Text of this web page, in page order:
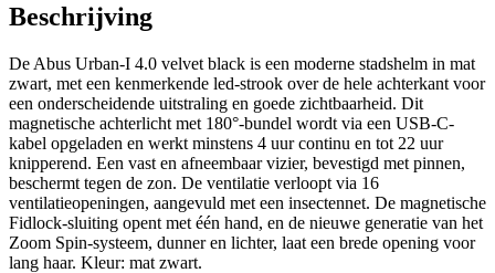
Beschrijving
De Abus Urban-I 4.0 velvet black is een moderne stadshelm in mat
zwart, met een kenmerkende led-strook over de hele achterkant voor
een onderscheidende uitstraling en goede zichtbaarheid. Dit
magnetische achterlicht met 180°-bundel wordt via een USB-C-
kabel opgeladen en werkt minstens 4 uur continu en tot 22 uur
knipperend. Een vast en afneembaar vizier, bevestigd met pinnen,
beschermt tegen de zon. De ventilatie verloopt via 16
ventilatieopeningen, aangevuld met een insectennet. De magnetische
Fidlock-sluiting opent met één hand, en de nieuwe generatie van het
Zoom Spin-systeem, dunner en lichter, laat een brede opening voor
lang haar. Kleur: mat zwart.